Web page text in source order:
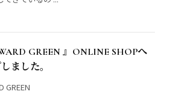
GREEN 』ONLINE SHOPへ
ました。
GREEN